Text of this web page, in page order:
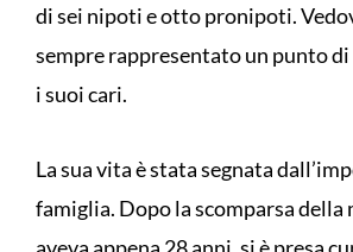
di sei nipoti e otto pronipoti.
sempre rappresentato un punto
i suoi cari.
La sua vita è stata segnata
famiglia. Dopo la scomparsa della
aveva appena 28 anni, si è presa